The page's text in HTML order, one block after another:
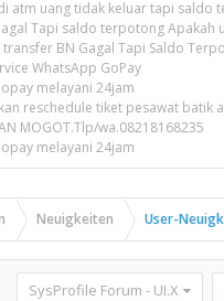
atm uang tidak keluar tapi saldo
Tapi saldo terpotong Apakah
transfer BN Gagal Tapi Saldo
WhatsApp GoPay
melayani 24jam
reschedule tiket pesawat batik
MOGOT.Tlp/wa.08218168235
melayani 24jam
Neuigkeiten User-
SysProfile Forum - UI.X